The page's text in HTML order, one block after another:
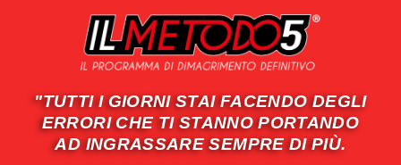
"TUTTI I GIORNI STAI FACENDO DEGLI
ERRORI CHE TI STANNO PORTANDO
AD INGRASSARE SEMPRE DI PIÙ.